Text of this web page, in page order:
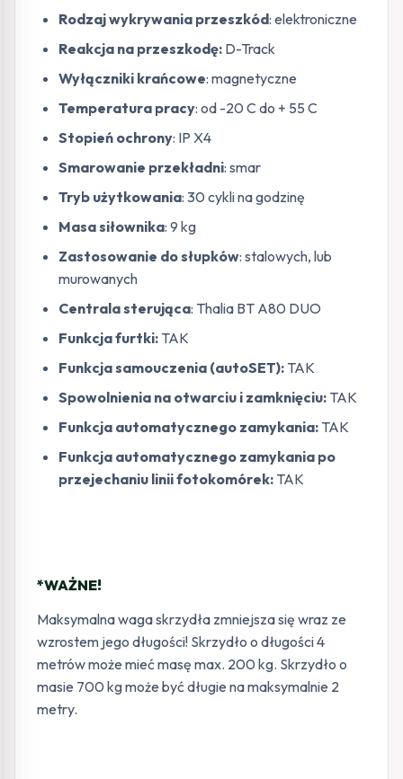
Rodzaj wykrywania przeszkód: elektroniczne
Reakcja na przeszkodę: D-Track
Wyłączniki krańcowe: magnetyczne
Temperatura pracy: od -20 C do + 55 C
Stopień ochrony: IP X4
Smarowanie przekładni: smar
Tryb użytkowania: 30 cykli na godzinę
Masa siłownika: 9 kg
Zastosowanie do słupków: stalowych, lub
murowanych
Centrala sterująca: Thalia BT A80 DUO
Funkcja furtki: TAK
Funkcja samouczenia (autoSET): TAK
Spowolnienia na otwarciu i zamknięciu: TAK
Funkcja automatycznego zamykania: TAK
Funkcja automatycznego zamykania po
przejechaniu linii fotokomórek: TAK
*WAŻNE!
Maksymalna waga skrzydła zmniejsza się wraz ze
wzrostem jego długości! Skrzydło o długości 4
metrów może mieć masę max. 200 kg. Skrzydło o
masie 700 kg może być długie na maksymalnie 2
metry.